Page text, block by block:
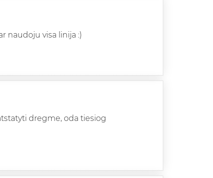
naudoju visa linija :)
dregme, oda tiesiog